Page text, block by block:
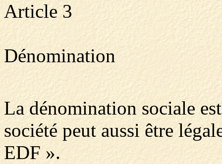
Article 3
Dénomination
La dénomination sociale
société peut aussi être
EDF ».